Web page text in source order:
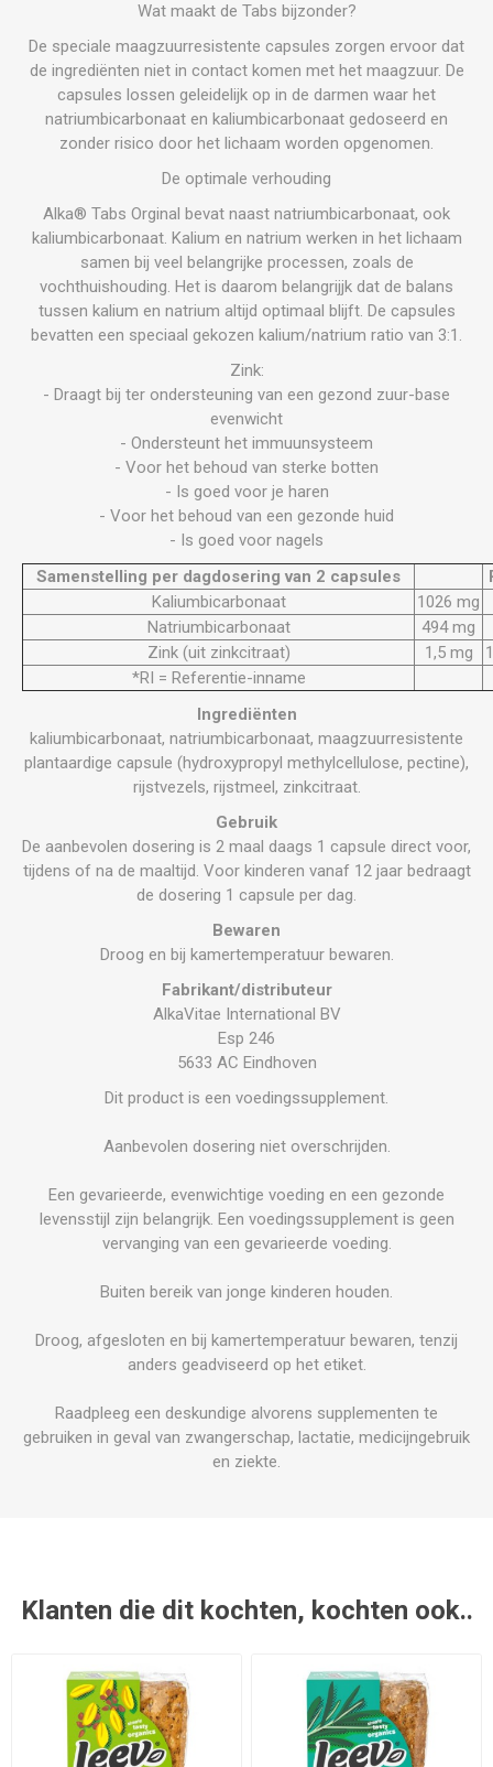
Wat maakt de Tabs bijzonder?
De speciale maagzuurresistente capsules zorgen ervoor dat
de ingre­diënten niet in contact komen met het maagzuur. De
capsules lossen geleidelijk op in de darmen waar het
natriumbicar­bonaat en kaliumbicarbonaat gedoseerd en
zonder risico door het lichaam worden opgenomen.
De optimale verhouding
Alka® Tabs Orginal bevat naast natriumbicarbonaat, ook
kaliumbicarbonaat. Kalium en natrium werken in het lichaam
samen bij veel belangrijke processen, zoals de
vochthuishouding. Het is daarom belangrijjk dat de balans
tussen kalium en natrium altijd optimaal blijft. De capsules
bevatten een speciaal gekozen kalium/natrium ratio van 3:1.
Zink:
- Draagt bij ter ondersteuning van een gezond zuur-base
evenwicht
- Ondersteunt het immuunsysteem
- Voor het behoud van sterke botten
- Is goed voor je haren
- Voor het behoud van een gezonde huid
- Is goed voor nagels
Samenstelling per dagdosering van 2 capsules
Kaliumbicarbonaat
1026 mg
Natriumbicarbonaat
494 mg
Zink (uit zinkcitraat)
1,5 mg
*RI = Referentie-inname
Ingrediënten
kaliumbicarbonaat, natriumbicarbonaat, maagzuurresistente
plantaardige capsule (hydroxypropyl methylcellulose, pectine),
rijstvezels, rijstmeel, zinkcitraat.
Gebruik
De aanbevolen dosering is 2 maal daags 1 capsule direct voor,
tijdens of na de maaltijd. Voor kinderen vanaf 12 jaar bedraagt
de dosering 1 capsule per dag.
Bewaren
Droog en bij kamertemperatuur bewaren.
Fabrikant/distributeur
AlkaVitae International BV
Esp 246
5633 AC Eindhoven
Dit product is een voedingssupplement.
Aanbevolen dosering niet overschrijden.
Een gevarieerde, evenwichtige voeding en een gezonde
levensstijl zijn belangrijk. Een voedingssupplement is geen
vervanging van een gevarieerde voeding.
Buiten bereik van jonge kinderen houden.
Droog, afgesloten en bij kamertemperatuur bewaren, tenzij
anders geadviseerd op het etiket.
Raadpleeg een deskundige alvorens supplementen te
gebruiken in geval van zwangerschap, lactatie, medicijngebruik
en ziekte.
Klanten die dit kochten, kochten ook..